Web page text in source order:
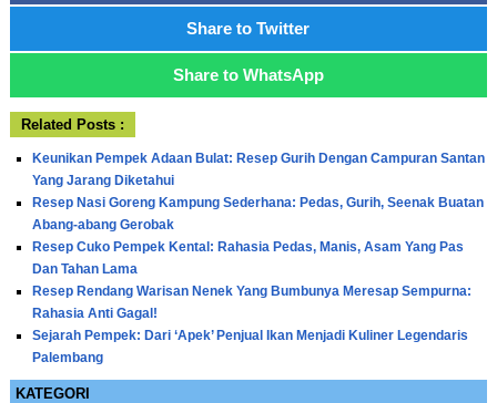
Share to Twitter
Share to WhatsApp
Related Posts :
Keunikan Pempek Adaan Bulat: Resep Gurih Dengan Campuran Santan
Yang Jarang Diketahui
Resep Nasi Goreng Kampung Sederhana: Pedas, Gurih, Seenak Buatan
Abang-abang Gerobak
Resep Cuko Pempek Kental: Rahasia Pedas, Manis, Asam Yang Pas
Dan Tahan Lama
Resep Rendang Warisan Nenek Yang Bumbunya Meresap Sempurna:
Rahasia Anti Gagal!
Sejarah Pempek: Dari ‘Apek’ Penjual Ikan Menjadi Kuliner Legendaris
Palembang
KATEGORI